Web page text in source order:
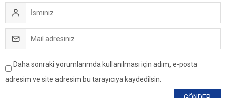
Daha sonraki yorumlarımda kullanılması için adım, e-posta
adresim ve site adresim bu tarayıcıya kaydedilsin.